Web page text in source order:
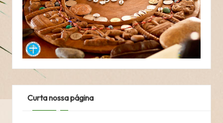
Curta nossa página